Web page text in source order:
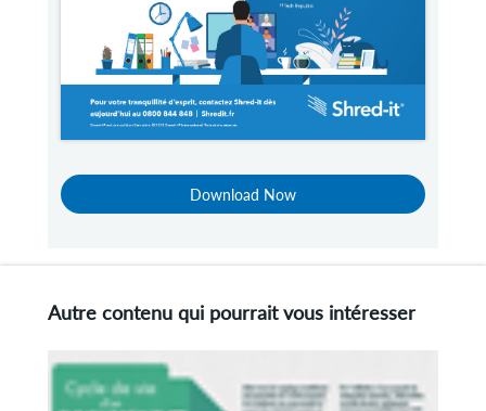
Download Now
Autre contenu qui pourrait vous intéresser